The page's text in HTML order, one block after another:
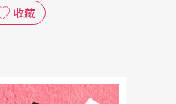
收藏